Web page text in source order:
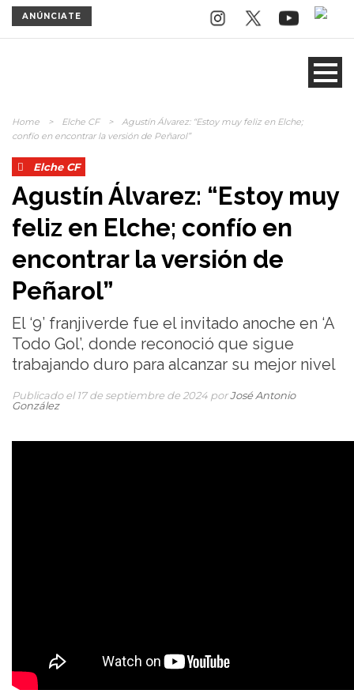
ANÚNCIATE
Home > Elche CF >
Agustín Álvarez: “Estoy muy feliz en Elche;
confío en encontrar la versión de Peñarol”
Elche CF
Agustín Álvarez: “Estoy muy
feliz en Elche; confío en
encontrar la versión de
Peñarol”
El ‘9’ franjiverde fue el invitado anoche en ‘A
Todo Gol’, donde reconoció que sigue
trabajando duro para alcanzar su mejor nivel
Publicado el 17 de septiembre de 2024 porJosé Antonio
González